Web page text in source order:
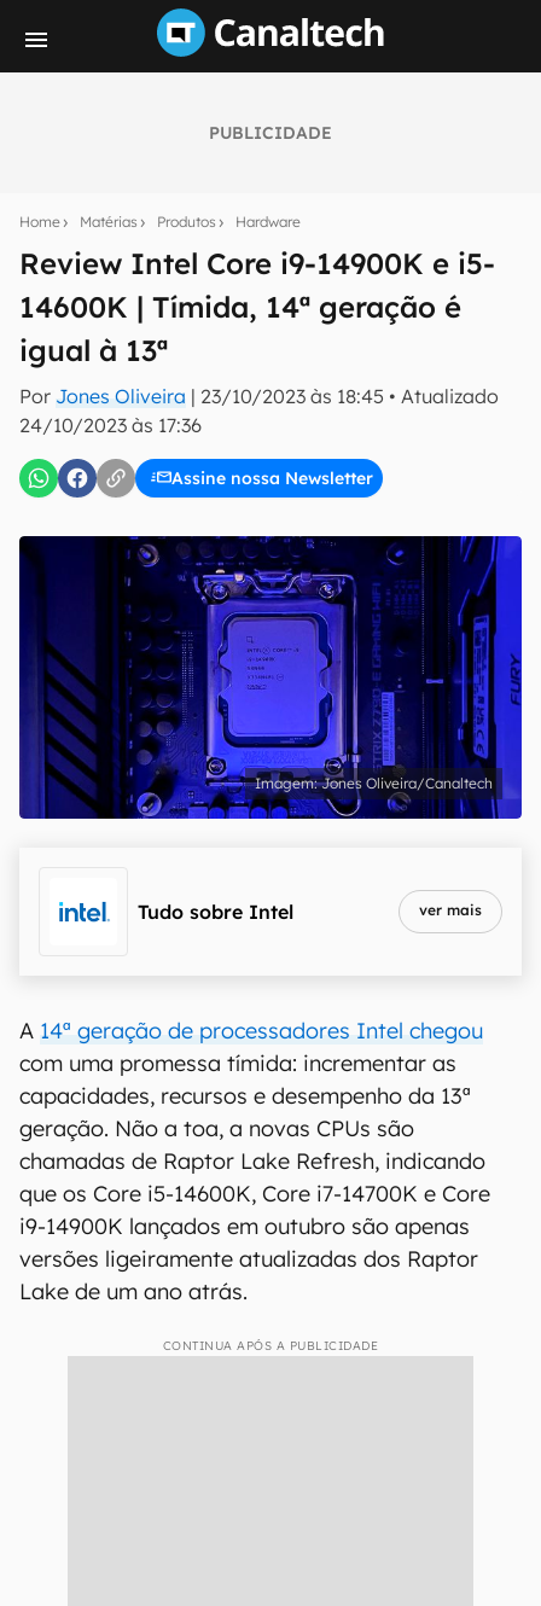
PUBLICIDADE
Home Matérias Produtos Hardware
Review Intel Core i9-14900K e i5-
14600K | Tímida, 14ª geração é
igual à 13ª
Por Jones Oliveira | 23/10/2023 às 18:45 • Atualizado
24/10/2023 às 17:36
Assine nossa Newsletter
notícias e reviews sobre tecnologia em primeira
mão.
E-mail
inscreva-se
Confirmo que li, aceito e concordo com os Termos de
Uso e Política de Privacidade do Canaltech.
Jones Oliveira/Canaltech
Tudo sobre Intel ver mais
A 14ª geração de processadores Intel chegou
com uma promessa tímida: incrementar as
capacidades, recursos e desempenho da 13ª
geração. Não a toa, a novas CPUs são
chamadas de Raptor Lake Refresh, indicando
que os Core i5-14600K, Core i7-14700K e Core
i9-14900K lançados em outubro são apenas
versões ligeiramente atualizadas dos Raptor
Lake de um ano atrás.
CONTINUA APÓS A PUBLICIDADE